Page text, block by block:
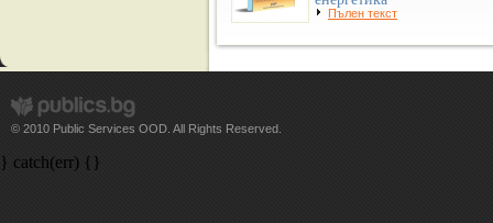
Пълен текст
© 2010 Public Services OOD. All Rights Reserved.
} catch(err) {}